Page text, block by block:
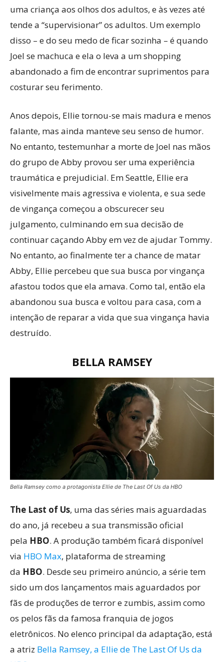
uma criança aos olhos dos adultos, e às vezes até
tende a “supervisionar” os adultos. Um exemplo
disso – e do seu medo de ficar sozinha – é quando
Joel se machuca e ela o leva a um shopping
abandonado a fim de encontrar suprimentos para
costurar seu ferimento.
Anos depois, Ellie tornou-se mais madura e menos
falante, mas ainda manteve seu senso de humor.
No entanto, testemunhar a morte de Joel nas mãos
do grupo de Abby provou ser uma experiência
traumática e prejudicial. Em Seattle, Ellie era
visivelmente mais agressiva e violenta, e sua sede
de vingança começou a obscurecer seu
julgamento, culminando em sua decisão de
continuar caçando Abby em vez de ajudar Tommy.
No entanto, ao finalmente ter a chance de matar
Abby, Ellie percebeu que sua busca por vingança
afastou todos que ela amava. Como tal, então ela
abandonou sua busca e voltou para casa, com a
intenção de reparar a vida que sua vingança havia
destruído.
BELLA RAMSEY
Bella Ramsey como a protagonista Ellie de The Last Of Us da HBO
The Last of Us, uma das séries mais aguardadas
do ano, já recebeu a sua transmissão oficial
pela HBO. A produção também ficará disponível
via HBO Max, plataforma de streaming
da HBO. Desde seu primeiro anúncio, a série tem
sido um dos lançamentos mais aguardados por
fãs de produções de terror e zumbis, assim como
os pelos fãs da famosa franquia de jogos
eletrônicos. No elenco principal da adaptação, está
a atriz Bella Ramsey, a Ellie de The Last Of Us da